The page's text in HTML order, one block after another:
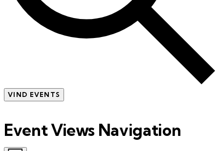
VIND EVENTS
Event Views Navigation